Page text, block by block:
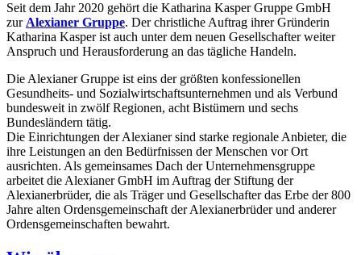
Seit dem Jahr 2020 gehört die Katharina Kasper Gruppe GmbH
zur Alexianer Gruppe. Der christliche Auftrag ihrer Gründerin
Katharina Kasper ist auch unter dem neuen Gesellschafter weiter
Anspruch und Herausforderung an das tägliche Handeln.
Die Alexianer Gruppe ist eins der größten konfessionellen
Gesundheits- und Sozialwirtschaftsunternehmen und als Verbund
bundesweit in zwölf Regionen, acht Bistümern und sechs
Bundesländern tätig.
Die Einrichtungen der Alexianer sind starke regionale Anbieter, die
ihre Leistungen an den Bedürfnissen der Menschen vor Ort
ausrichten. Als gemeinsames Dach der Unternehmensgruppe
arbeitet die Alexianer GmbH im Auftrag der Stiftung der
Alexianerbrüder, die als Träger und Gesellschafter das Erbe der 800
Jahre alten Ordensgemeinschaft der Alexianerbrüder und anderer
Ordensgemeinschaften bewahrt.